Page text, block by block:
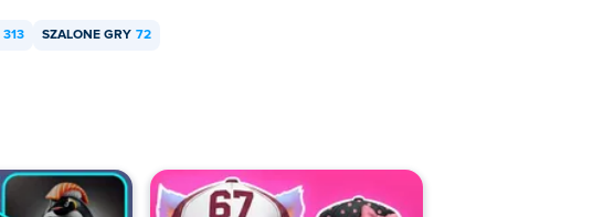
313 SZALONE GRY 72